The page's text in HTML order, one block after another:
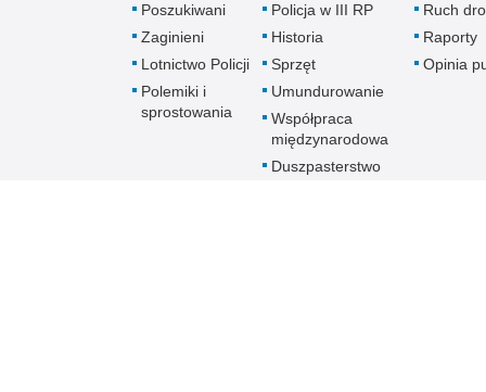
Poszukiwani
Zaginieni
Lotnictwo Policji
Polemiki i
sprostowania
Policja w III RP
Historia
Sprzęt
Umundurowanie
Współpraca
międzynarodowa
Duszpasterstwo
Ruch
Raporty
Opinia